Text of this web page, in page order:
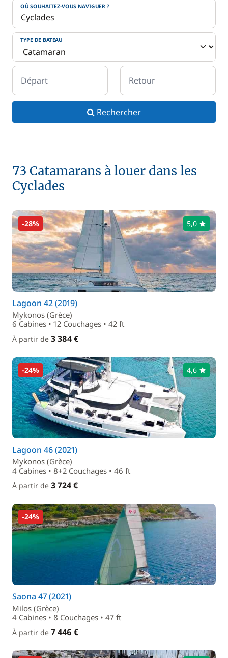
OÙ SOUHAITEZ-VOUS NAVIGUER ?
TYPE DE BATEAU
Départ Retour
Rechercher
73 Catamarans à louer dans les
Cyclades
-28% 5,0
Lagoon 42 (2019)
Mykonos (Grèce)
6 Cabines • 12 Couchages • 42 ft
À partir de 3 384 €
-24% 4,6
Lagoon 46 (2021)
Mykonos (Grèce)
4 Cabines • 8+2 Couchages • 46 ft
À partir de 3 724 €
-24%
Saona 47 (2021)
Milos (Grèce)
4 Cabines • 8 Couchages • 47 ft
À partir de 7 446 €